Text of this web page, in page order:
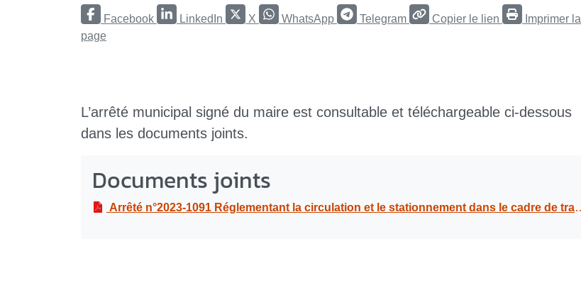
Facebook LinkedIn X WhatsApp Telegram Copier le lien
Imprimer la
page
L’arrêté municipal signé du maire est consultable et téléchargeable ci-dessous
dans les documents joints.
Documents joints
Arrêté n°2023-1091 Réglementant la circulation et le stationnement dans le cadre de travaux de réparation de fuite sur branchement (canalisation d’eau potable), impasse Madrépore à Grand-Baie, du 12 au 16 juin 2023